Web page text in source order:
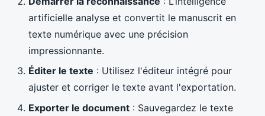
artificielle analyse et convertit le manuscrit en
texte numérique avec une précision
impressionnante.
Éditer le texte : Utilisez l'éditeur intégré pour
ajuster et corriger le texte avant l'exportation.
Exporter le document : Sauvegardez le texte